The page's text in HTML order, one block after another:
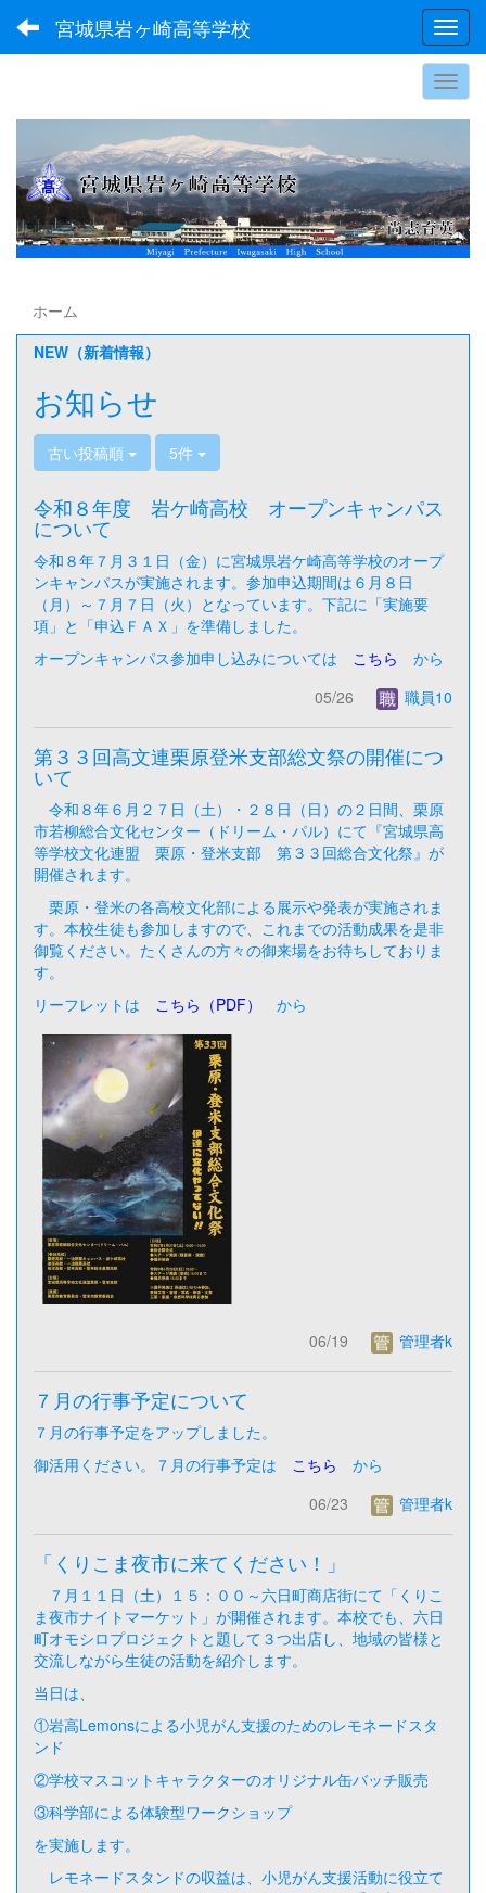
宮城県岩ヶ崎高等学校
ホーム
NEW（新着情報）
お知らせ
古い投稿順 5件
令和８年度 岩ケ崎高校 オープンキャンパス
について
令和８年７月３１日（金）に宮城県岩ケ崎高等学校のオープ
ンキャンパスが実施されます。参加申込期間は６月８日
（月）～７月７日（火）となっています。下記に「実施要
項」と「申込ＦＡＸ」を準備しました。
オープンキャンパス参加申し込みについては こちら から
05/26
職員10
第３３回高文連栗原登米支部総文祭の開催につ
いて
令和８年６月２７日（土）・２８日（日）の２日間、栗原
市若柳総合文化センター（ドリーム・パル）にて『宮城県高
等学校文化連盟 栗原・登米支部 第３３回総合文化祭』が
開催されます。
栗原・登米の各高校文化部による展示や発表が実施されま
す。本校生徒も参加しますので、これまでの活動成果を是非
御覧ください。たくさんの方々の御来場をお待ちしておりま
す。
リーフレットは こちら（PDF） から
06/19 管理者k
７月の行事予定について
７月の行事予定をアップしました。
御活用ください。７月の行事予定は こちら から
06/23
管理者k
「くりこま夜市に来てください！」
７月１１日（土）１５：００～六日町商店街にて「くりこ
ま夜市ナイトマーケット」が開催されます。本校でも、六日
町オモシロプロジェクトと題して３つ出店し、地域の皆様と
交流しながら生徒の活動を紹介します。
当日は、
①岩高Lemonsによる小児がん支援のためのレモネードスタ
ンド
②学校マスコットキャラクターのオリジナル缶バッチ販売
③科学部による体験型ワークショップ
を実施します。
レモネードスタンドの収益は、小児がん支援活動に役立て